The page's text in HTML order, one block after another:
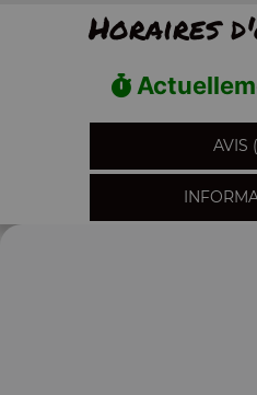
Horaires
AVIS